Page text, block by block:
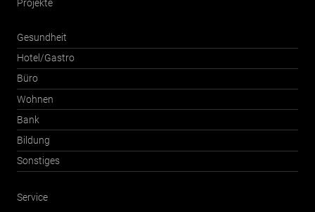
Projekte
Gesundheit
Hotel/Gastro
Büro
Wohnen
Bank
Bildung
Sonstiges
Service